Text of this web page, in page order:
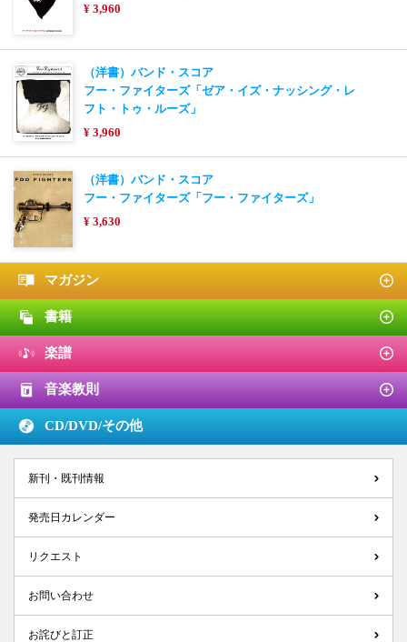
¥ 3,960
（洋書）バンド・スコア
フー・ファイターズ「ゼア・イズ・ナッシング・レ
フト・トゥ・ルーズ」
¥ 3,960
（洋書）バンド・スコア
フー・ファイターズ「フー・ファイターズ」
¥ 3,630
マガジン
書籍
楽譜
音楽教則
CD/DVD/その他
新刊・既刊情報
発売日カレンダー
リクエスト
お問い合わせ
お詫びと訂正